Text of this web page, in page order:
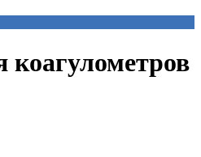
коагулометров